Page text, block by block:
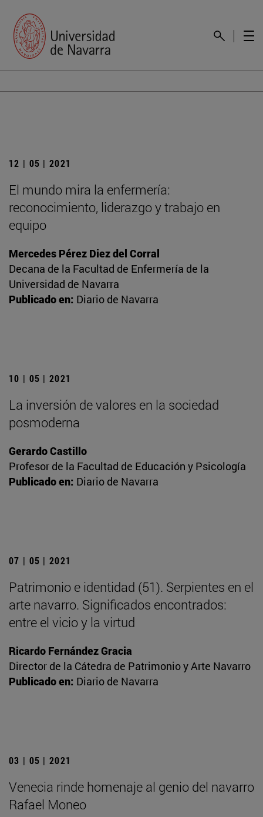
12 | 05 | 2021
El mundo mira la enfermería:
reconocimiento, liderazgo y trabajo en
equipo
Mercedes Pérez Diez del Corral
Decana de la Facultad de Enfermería de la
Universidad de Navarra
Publicado en: Diario de Navarra
10 | 05 | 2021
La inversión de valores en la sociedad
posmoderna
Gerardo Castillo
Profesor de la Facultad de Educación y Psicología
Publicado en: Diario de Navarra
07 | 05 | 2021
Patrimonio e identidad (51). Serpientes en el
arte navarro. Significados encontrados:
entre el vicio y la virtud
Ricardo Fernández Gracia
Director de la Cátedra de Patrimonio y Arte Navarro
Publicado en: Diario de Navarra
03 | 05 | 2021
Venecia rinde homenaje al genio del navarro
Rafael Moneo